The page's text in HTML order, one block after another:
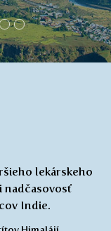
lekárskeho
Indie.
Himalájí
k posvätným
v indickom
bohatého lona